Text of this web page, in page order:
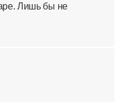
Лишь бы не